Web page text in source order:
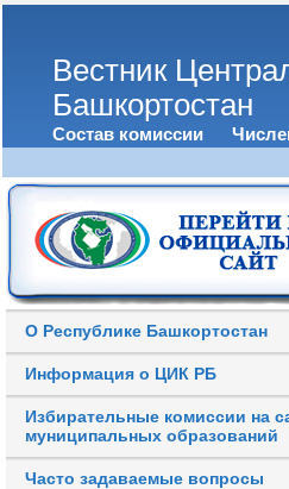
Вестник
Башкортостан
Состав комиссии
О Республике Башкортостан
Информация о ЦИК РБ
Избирательные комиссии на
муниципальных образований
Часто задаваемые вопросы